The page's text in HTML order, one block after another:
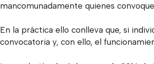
mancomunadamente quienes
En la práctica ello conlleva que, si
convocatoria y, con ello, el